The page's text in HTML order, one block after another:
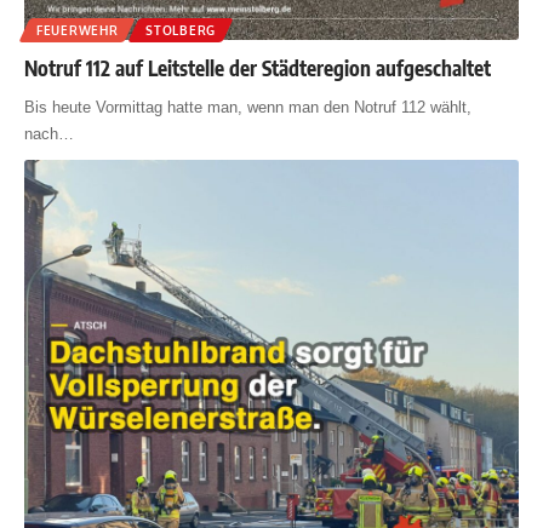
FEUERWEHR STOLBERG
Notruf 112 auf Leitstelle der Städteregion aufgeschaltet
Bis heute Vormittag hatte man, wenn man den Notruf 112 wählt,
nach